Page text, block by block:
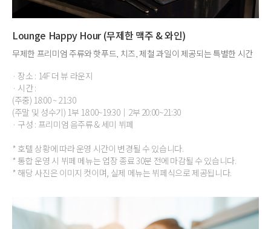
Lounge Happy Hour (무제한 맥주 & 와인)
무제한 프리미엄 주류와 핫푸드, 치즈, 제철 과일이 제공되는 특별한 시간
· 장소 : 14F 더 뷰 라운지
· 시간 :
(주중) 18:00 ~ 21:30
(주말 및 성수기) 1부 18:00~19:30｜2부 20:00~21:30
· 구성 : 프리미엄 음주류 & 세미 뷔페
* 호텔 상황에 따라 운영 시간이 변경될 수 있습니다.
* 통합 운영 시 뷔페 메뉴는 업장 종료 30분 전에 마감될 수 있습니다.
* 해당 사진은 이미지 컷이며, 실제 메뉴는 뷔페식으로 제공됩니다.